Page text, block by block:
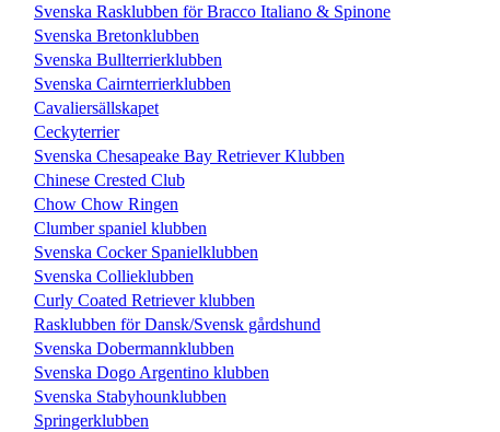
Svenska Rasklubben för Bracco Italiano & Spinone
Svenska Bretonklubben
Svenska Bullterrierklubben
Svenska Cairnterrierklubben
Cavaliersällskapet
Ceckyterrier
Svenska Chesapeake Bay Retriever Klubben
Chinese Crested Club
Chow Chow Ringen
Clumber spaniel klubben
Svenska Cocker Spanielklubben
Svenska Collieklubben
Curly Coated Retriever klubben
Rasklubben för Dansk/Svensk gårdshund
Svenska Dobermannklubben
Svenska Dogo Argentino klubben
Svenska Stabyhounklubben
Springerklubben